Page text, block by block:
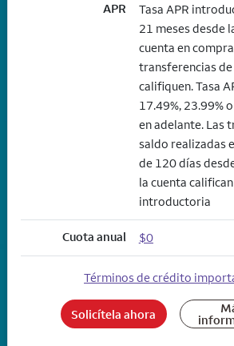
APR
Tasa APR
21 meses desde
cuenta en
transferencias
califiquen. Tasa
17.49%, 23.99%
en adelante. Las
saldo realizadas
de 120 días
la cuenta
introductoria
Cuota anual $0
Términos de crédito
Solicítela ahora